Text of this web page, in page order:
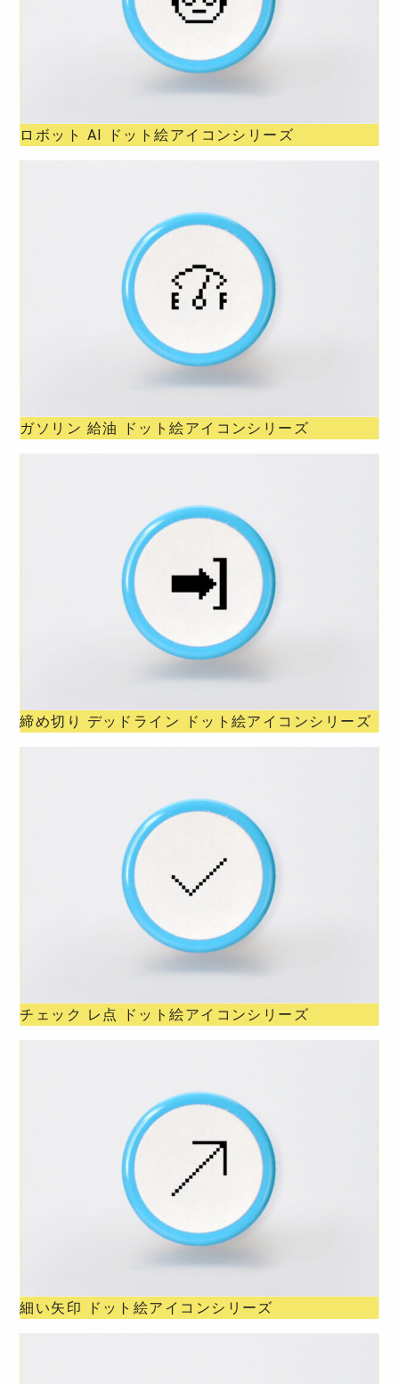
ロボット AI ドット絵アイコンシリーズ
ガソリン 給油 ドット絵アイコンシリーズ
締め切り デッドライン ドット絵アイコンシリーズ
チェック レ点 ドット絵アイコンシリーズ
細い矢印 ドット絵アイコンシリーズ